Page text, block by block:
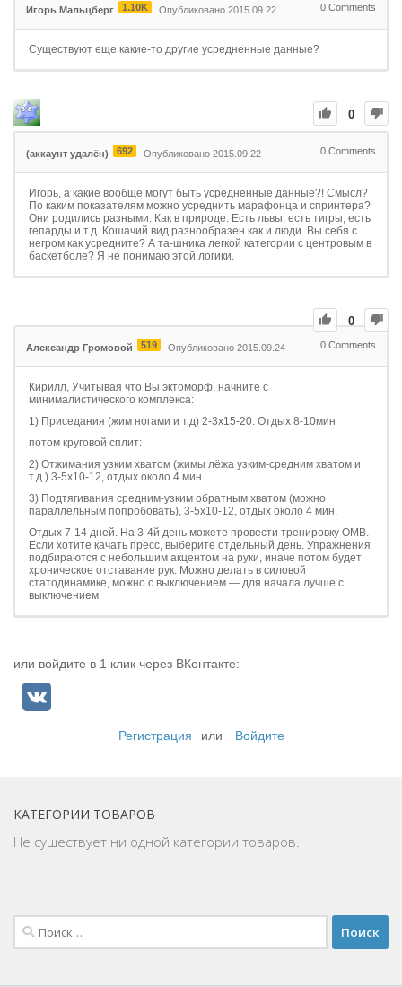
Игорь Мальцберг 1.10K Опубликовано 2015.09.22 0 Comments
Существуют еще какие-то другие усредненные данные?
0
(аккаунт удалён) 692 Опубликовано 2015.09.22 0 Comments
Игорь, а какие вообще могут быть усредненные данные?! Смысл?
По каким показателям можно усреднить марафонца и спринтера?
Они родились разными. Как в природе. Есть львы, есть тигры, есть
гепарды и т.д. Кошачий вид разнообразен как и люди. Вы себя с
негром как усредните? А та-шника легкой категории с центровым в
баскетболе? Я не понимаю этой логики.
0
Александр Громовой 519 Опубликовано 2015.09.24 0 Comments
Кирилл, Учитывая что Вы эктоморф, начните с
минималистического комплекса:
1) Приседания (жим ногами и т.д) 2-3х15-20. Отдых 8-10мин
потом круговой сплит:
2) Отжимания узким хватом (жимы лёжа узким-средним хватом и
т.д.) 3-5х10-12, отдых около 4 мин
3) Подтягивания средним-узким обратным хватом (можно
параллельным попробовать), 3-5х10-12, отдых около 4 мин.
Отдых 7-14 дней. На 3-4й день можете провести тренировку ОМВ.
Если хотите качать пресс, выберите отдельный день. Упражнения
подбираются с небольшим акцентом на руки, иначе потом будет
хроническое отставание рук. Можно делать в силовой
статодинамике, можно с выключением — для начала лучше с
выключением
или войдите в 1 клик через ВКонтакте:
Регистрация или Войдите
КАТЕГОРИИ ТОВАРОВ
Не существует ни одной категории товаров.